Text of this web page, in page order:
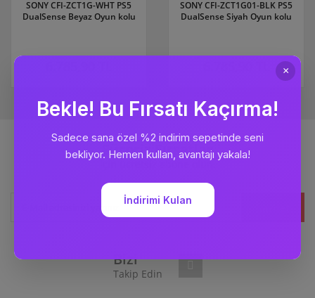
SONY CFI-ZCT1G-WHT PS5
DualSense Beyaz Oyun kolu
SONY CFI-ZCT1G01-BLK PS5
DualSense Siyah Oyun kolu
Sürpriz Fırsatlar
için ücretsiz abone olun.
Bizi
Takip Edin